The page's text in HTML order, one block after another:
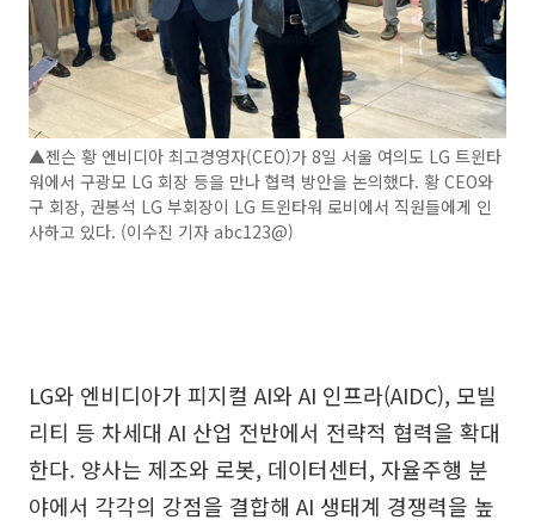
▲젠슨 황 엔비디아 최고경영자(CEO)가 8일 서울 여의도 LG 트윈타
워에서 구광모 LG 회장 등을 만나 협력 방안을 논의했다. 황 CEO와
구 회장, 권봉석 LG 부회장이 LG 트윈타워 로비에서 직원들에게 인
사하고 있다. (이수진 기자 abc123@)
LG와 엔비디아가 피지컬 AI와 AI 인프라(AIDC), 모빌
리티 등 차세대 AI 산업 전반에서 전략적 협력을 확대
한다. 양사는 제조와 로봇, 데이터센터, 자율주행 분
야에서 각각의 강점을 결합해 AI 생태계 경쟁력을 높